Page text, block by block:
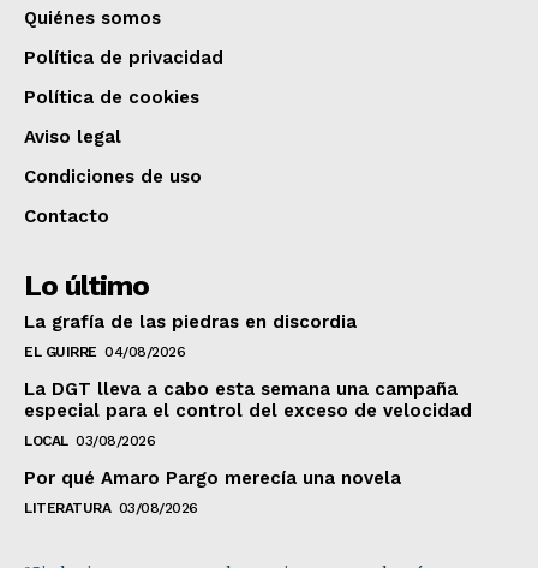
Quiénes somos
Política de privacidad
Política de cookies
Aviso legal
Condiciones de uso
Contacto
Lo último
La grafía de las piedras en discordia
EL GUIRRE 04/08/2026
La DGT lleva a cabo esta semana una campaña
especial para el control del exceso de velocidad
LOCAL 03/08/2026
Por qué Amaro Pargo merecía una novela
LITERATURA 03/08/2026